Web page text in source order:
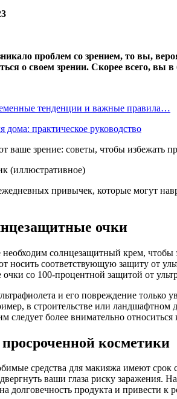
проблем со зрением, то вы,
о своем зрении. Скорее всего, вы
тенденции и важные правила…
дома: практическое руководство
(иллюстративное)
привычек, которые могут
очки
солнцезащитный крем, чтобы
носить соответствующую защиту от
со 100-процентной защитой от
и его повреждение
в строительстве или
следует более внимательно относиться
косметики
средства для макияжа имеют
ваши глаза риску заражения.
долговечность продукта и привести к